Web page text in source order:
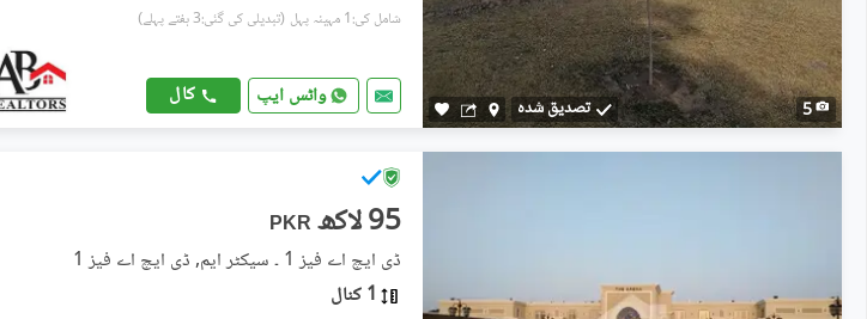
5 تصدیق شدہ
شامل کی:1 مہینہ پہل (تبدیلی کی گئی:3 ہفتے پہلے)
واٹس ایپ کال
PKR 95 لاکھ
ڈی ایچ اے فیز 1 ۔ سیکٹر ایم, ڈی ایچ اے فیز 1
1 کنال